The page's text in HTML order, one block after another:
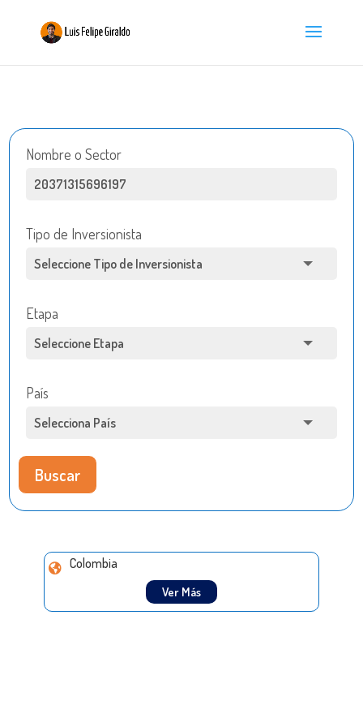
Nombre o Sector
Tipo de Inversionista
Etapa
País
Buscar
Colombia
Ver Más